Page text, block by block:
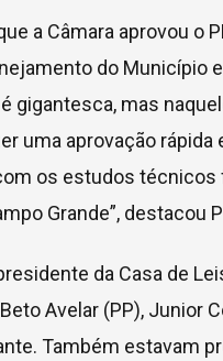
a Câmara aprovou o
do Município
gigantesca, mas
uma aprovação
os estudos
Grande”, destacou
da Casa de
Avelar (PP), Junior
Também estavam